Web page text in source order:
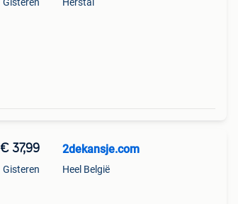
€ 37,99
Gisteren
2dekansje.com
Heel België